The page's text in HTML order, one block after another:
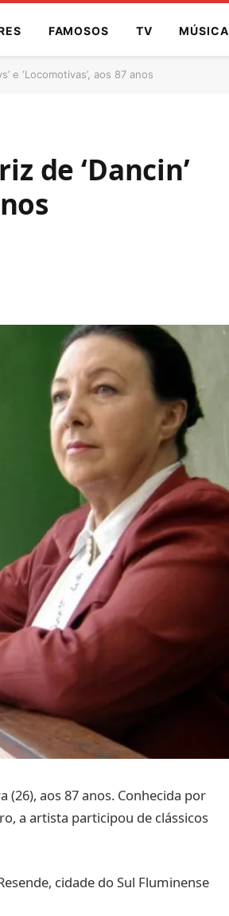
FAMOSOS TV MÚSICA
e ‘Locomotivas’, aos 87 anos
de ‘Dancin’
aos 87 anos. Conhecida por
a artista participou de clássicos
cidade do Sul Fluminense